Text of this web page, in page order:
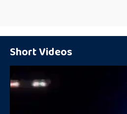
Short Videos